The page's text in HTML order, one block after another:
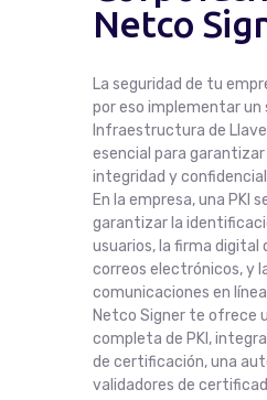
Netco
La seguridad de tu
por eso implementar un
Infraestructura de
esencial para
integridad y
En la empresa, una PKI
garantizar la
usuarios, la firma digital
correos electrónicos, y
comunicaciones en
Netco Signer te ofrece
completa de PKI,
de certificación, una
validadores de